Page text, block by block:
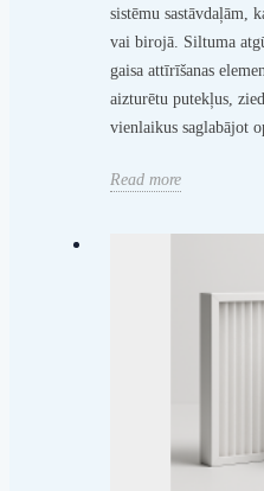
sistēmu sastāvdaļām,
vai birojā. Siltuma
gaisa attīrīšanas
aizturētu putekļus,
vienlaikus saglabājot
Read more